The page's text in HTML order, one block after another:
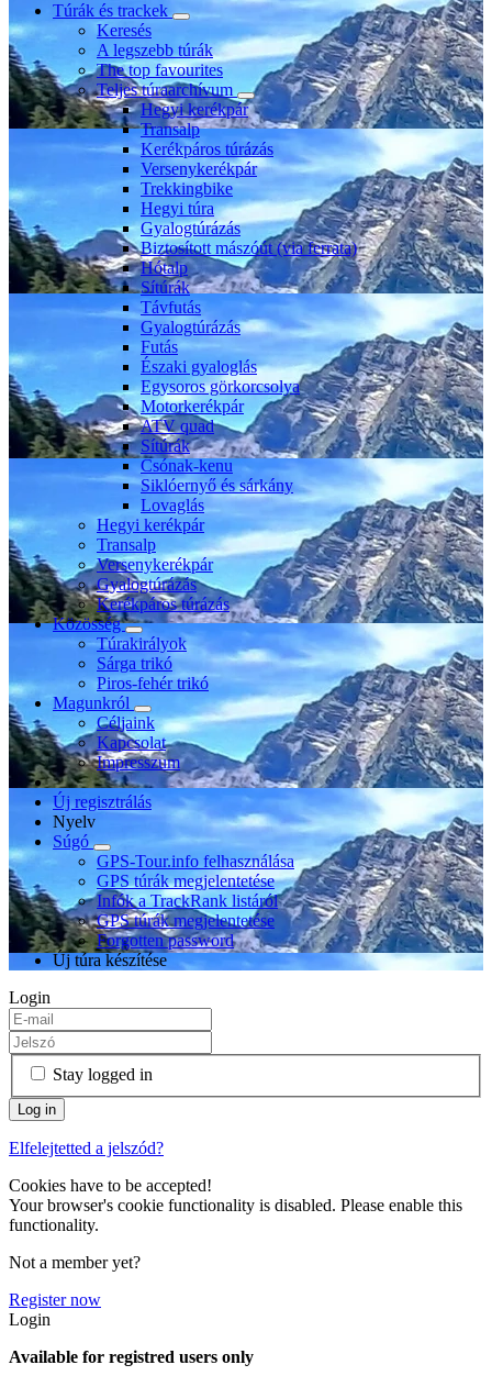
Túrák és trackek
Keresés
A legszebb túrák
The top favourites
Teljes túraarchívum
Hegyi kerékpár
Transalp
Kerékpáros túrázás
Versenykerékpár
Trekkingbike
Hegyi túra
Gyalogtúrázás
Biztosított mászóút (via ferrata)
Hótalp
Sítúrák
Távfutás
Gyalogtúrázás
Futás
Északi gyaloglás
Egysoros görkorcsolya
Motorkerékpár
ATV quad
Sítúrák
Csónak-kenu
Siklóernyő és sárkány
Lovaglás
Hegyi kerékpár
Transalp
Versenykerékpár
Gyalogtúrázás
Kerékpáros túrázás
Közösség
Túrakirályok
Sárga trikó
Piros-fehér trikó
Magunkról
Céljaink
Kapcsolat
Impresszum
Új regisztrálás
Nyelv
Súgó
GPS-Tour.info felhasználása
GPS túrák megjelentetése
Infók a TrackRank listáról
GPS túrák megjelentetése
Forgotten password
Új túra készítése
Login
Stay logged in
Elfelejtetted a jelszód?
Cookies have to be accepted!
Your browser's cookie functionality is disabled. Please enable this
functionality.
Not a member yet?
Register now
Login
Available for registred users only